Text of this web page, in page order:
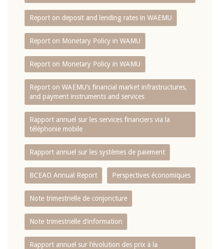
Report on deposit and lending rates in WAEMU
Report on Monetary Policy in WAMU
Report on Monetary Policy in WAMU
Report on WAEMU’s financial market infrastructures,
and payment instruments and services
Rapport annuel sur les services financiers via la
téléphonie mobile
Rapport annuel sur les systèmes de paiement
BCEAO Annual Report Perspectives économiques
Note trimestrielle de conjoncture
Note trimestrielle d‘information
Rapport annuel sur l‘évolution des prix à la